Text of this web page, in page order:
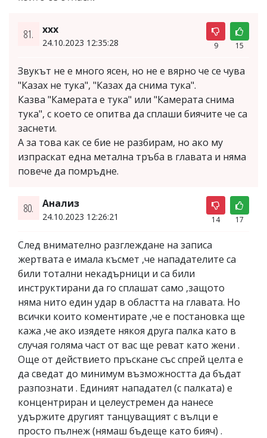
81. ххх
24.10.2023 12:35:28 9 15
Звукът не е много ясен, но не е вярно че се чува
"Казах не тука", "Казах да снима тука".
Казва "Камерата е тука" или "Камерата снима
тука", с което се опитва да сплаши биячите че са
заснети.
А за това как се бие не разбирам, но ако му
изпраскат една метална тръба в главата и няма
повече да помръдне.
80. Анализ
24.10.2023 12:26:21 14 17
След внимателно разглеждане на записа
жертвата е имала късмет ,че нападателите са
били тотални некадърници и са били
инструктирани да го сплашат само ,защото
няма нито един удар в областта на главата. Но
всички които коментирате ,че е постановка ще
кажа ,че ако изядете някоя друга палка като в
случая голяма част от вас ще реват като жени .
Още от действието пръскане със спрей целта е
да сведат до минимум възможността да бъдат
разпознати . Единият нападател (с палката) е
концентриран и целеустремен да нанесе
удържите другият танцуващият с вълци е
просто пълнеж (нямаш бъдеще като бияч) .